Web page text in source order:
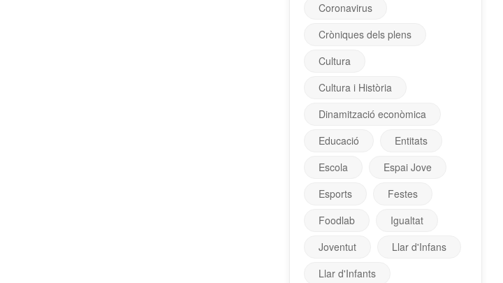
Coronavirus
Cròniques dels plens
Cultura
Cultura i Història
Dinamització econòmica
Educació
Entitats
Escola
Espai Jove
Esports
Festes
Foodlab
Igualtat
Joventut
Llar d'Infans
Llar d'Infants